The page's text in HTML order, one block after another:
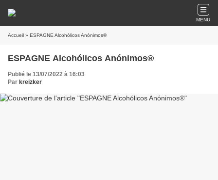
MENU
Accueil » ESPAGNE Alcohólicos Anónimos®
ESPAGNE Alcohólicos Anónimos®
Publié le 13/07/2022 à 16:03
Par kreizker